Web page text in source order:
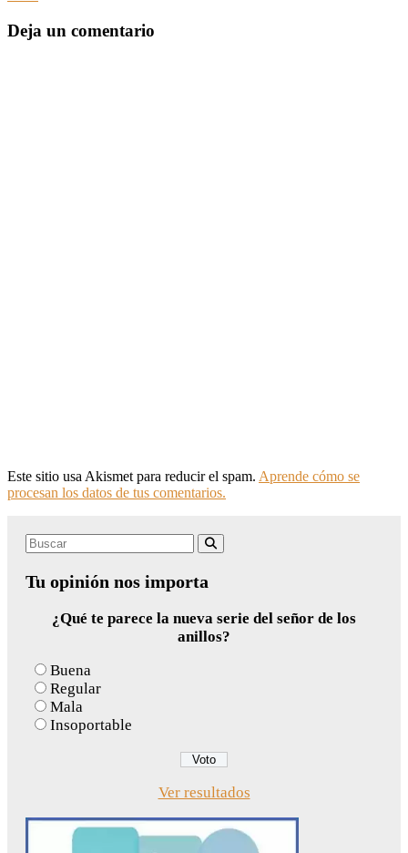
Deja un comentario
Este sitio usa Akismet para reducir el spam. Aprende cómo se
procesan los datos de tus comentarios.
Search
Tu opinión nos importa
¿Qué te parece la nueva serie del señor de los
anillos?
Buena
Regular
Mala
Insoportable
Ver resultados